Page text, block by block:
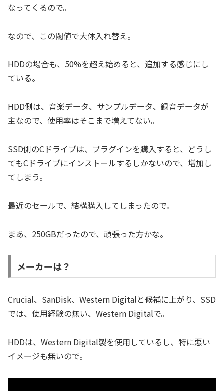
なってくるので。
なので、この閾値で大体入れ替え。
HDDの場合も、50%を超え始めると、追加する感じにし
ている。
HDD側は、音楽データ、サンプルデータ、録音データが
主なので、使用率はそこまで増えてない。
SSD側のCドライブは、プラグインを購入すると、どうし
てもCドライブにインストールするしかないので、増加し
てしまう。
最近のセールで、結構購入してしまったので。
まあ、250GBだったので、頑張った方かな。
メーカーは？
Crucial、SanDisk、Western Digitalと候補に上がり、SSD
では、使用経験の無い、Western Digitalで。
HDDは、Western Digital製を使用しているし、特に悪い
イメージも無いので。